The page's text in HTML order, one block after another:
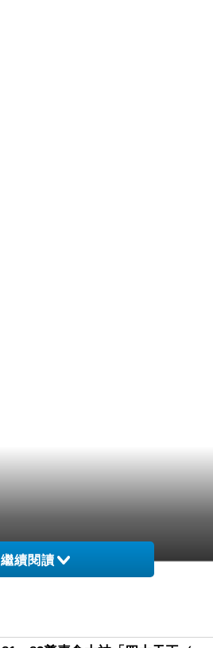
繼續閱讀